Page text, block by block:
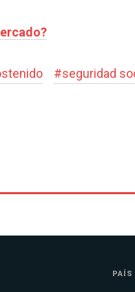
#seguridad
PAÍS